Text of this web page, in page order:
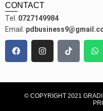
CONTACT
Tel. 0727149984
Email.
© COPYRIGHT 2021